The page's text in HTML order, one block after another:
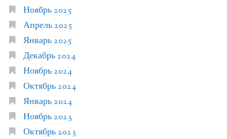
Ноябрь 2025
Апрель 2025
Январь 2025
Декабрь 2024
Ноябрь 2024
Октябрь 2024
Январь 2024
Ноябрь 2023
Октябрь 2023